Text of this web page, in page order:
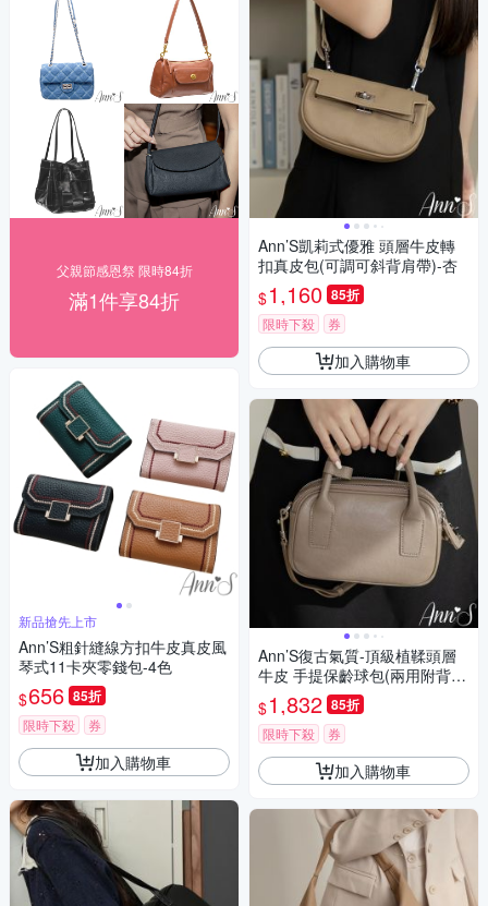
父親節感恩祭 限時84折
滿1件享84折
新品搶先上市
Ann’S粗針縫線方扣牛皮真皮風
琴式11卡夾零錢包-4色
$656 85折
限時下殺 券
加入購物車
Ann’S凱莉式優雅 頭層牛皮轉
扣真皮包(可調可斜背肩帶)-杏
$1,160 85折
限時下殺 券
加入購物車
Ann’S復古氣質-頂級植鞣頭層
牛皮 手提保齡球包(兩用附背
帶)-灰
$1,832 85折
限時下殺 券
加入購物車